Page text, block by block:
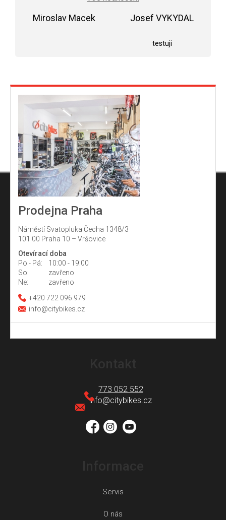
Miroslav Macek Josef VYKYDAL
testuji
Prodejna Praha
Náměstí Svatopluka Čecha 1348/3
101 00 Praha 10 – Vršovice
Otevírací doba
Po - Pá:
10:00 - 19:00
So:
zavřeno
Ne:
zavřeno
+420 722 096 979
info@citybikes.cz
info@citybikes.cz
773 052 552
Servis
O nás